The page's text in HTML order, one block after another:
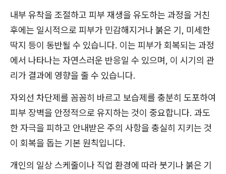
내부 유착을 조절하고 피부 재생을 유도하는 과정을 거친
후에는 일시적으로 피부가 민감해지거나 붉은 기, 미세한
딱지 등이 동반될 수 있습니다. 이는 피부가 회복되는 과정
에서 나타나는 자연스러운 반응일 수 있으며, 이 시기의 관
리가 결과에 영향을 줄 수 있습니다.
자외선 차단제를 꼼꼼히 바르고 보습제를 충분히 도포하여
피부 장벽을 안정적으로 유지하는 것이 중요합니다. 과도
한 자극을 피하고 안내받은 주의 사항을 충실히 지키는 것
이 회복을 돕는 기본 원칙입니다.
개인의 일상 스케줄이나 직업 환경에 따라 붓기나 붉은 기